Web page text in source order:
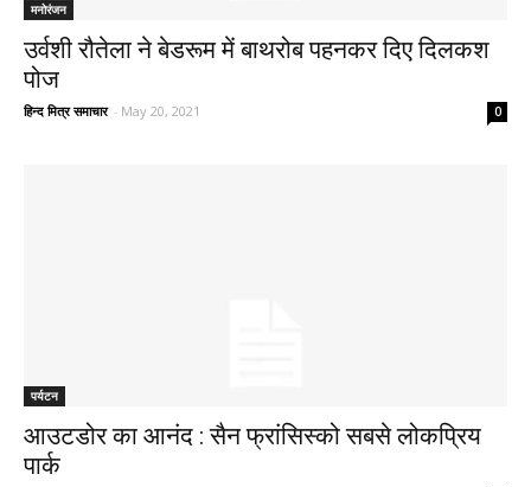
मनोरंजन
उर्वशी रौतेला ने बेडरूम में बाथरोब पहनकर दिए दिलकश
पोज
हिन्द मित्र समाचार - May 20, 2021 0
पर्यटन
आउटडोर का आनंद : सैन फ्रांसिस्को सबसे लोकप्रिय
पार्क